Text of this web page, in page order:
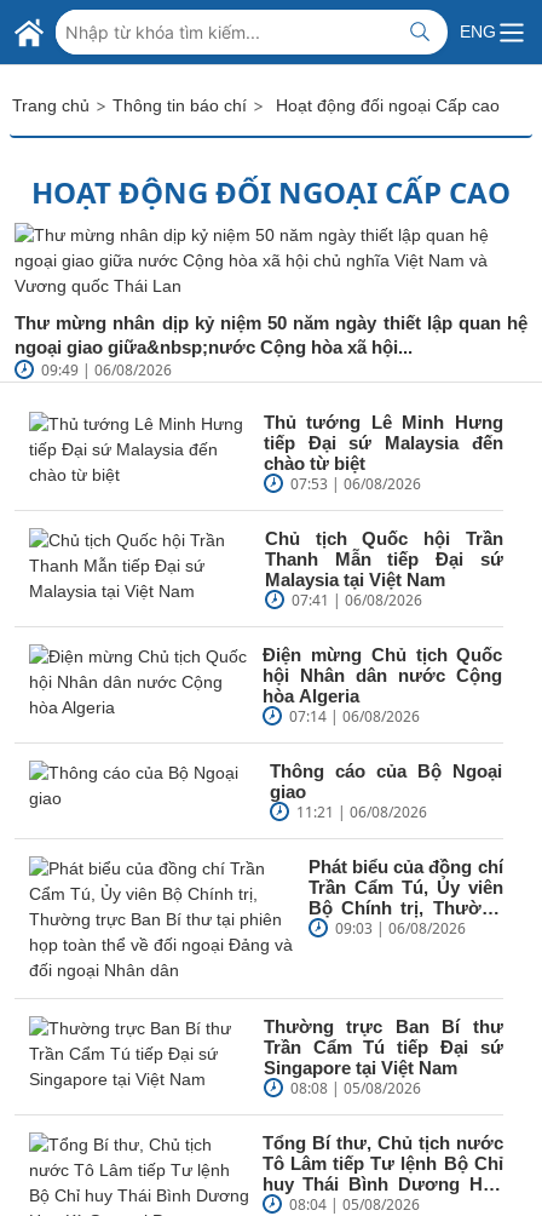
Skip to Main Content
BỘ NGOẠI GIAO VIỆT NAM
MINISTRY OF FOREIGN AFFAIRS
ENG
Trang chủ > Thông tin báo chí > Hoạt động đối ngoại Cấp cao
HOẠT ĐỘNG ĐỐI NGOẠI CẤP CAO
Thư mừng nhân dịp kỷ niệm 50 năm ngày thiết lập quan hệ
ngoại giao giữa&nbsp;nước Cộng hòa xã hội...
09:49 | 06/08/2026
Thủ tướng Lê Minh Hưng
tiếp Đại sứ Malaysia đến
chào từ biệt
07:53 | 06/08/2026
Chủ tịch Quốc hội Trần
Thanh Mẫn tiếp Đại sứ
Malaysia tại Việt Nam
07:41 | 06/08/2026
Điện mừng Chủ tịch Quốc
hội Nhân dân nước Cộng
hòa Algeria
07:14 | 06/08/2026
Thông cáo của Bộ Ngoại
giao
11:21 | 06/08/2026
Phát biểu của đồng chí
Trần Cẩm Tú, Ủy viên
Bộ Chính trị, Thường
trực Ban Bí thư tại
09:03 | 06/08/2026
Thường trực Ban Bí thư
Trần Cẩm Tú tiếp Đại sứ
Singapore tại Việt Nam
08:08 | 05/08/2026
Tổng Bí thư, Chủ tịch nước
Tô Lâm tiếp Tư lệnh Bộ Chỉ
huy Thái Bình Dương Hoa
Kỳ Samuel Paparo
08:04 | 05/08/2026